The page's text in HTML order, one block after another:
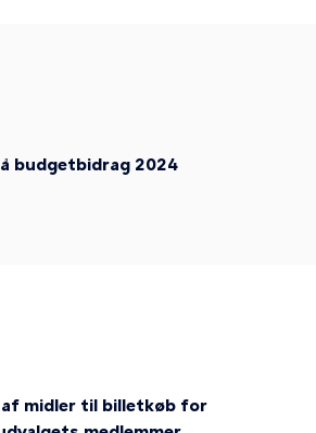
budgetbidrag 2024
af midler til billetkøb for